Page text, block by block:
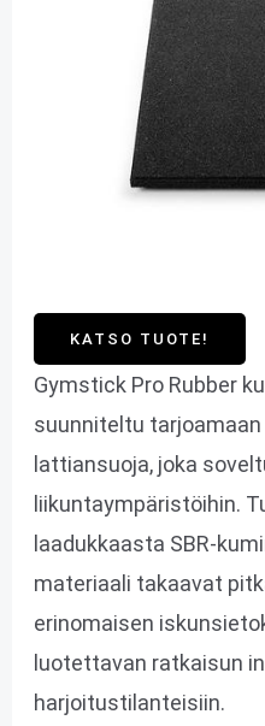
KATSO TUOTE!
Gymstick Pro Rubber
suunniteltu
lattiansuoja, joka
liikuntaympäristöihin.
laadukkaasta SBR-
materiaali takaavat
erinomaisen
luotettavan ratkaisun
harjoitustilanteisiin.